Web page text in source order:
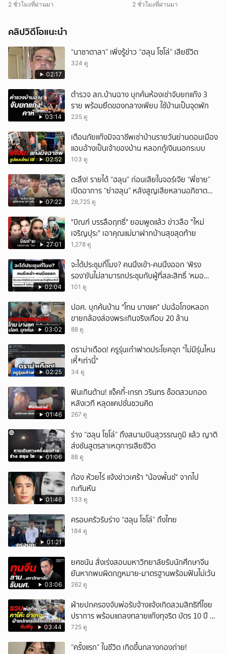
2 ชั่วโมงที่ผ่านมา 2 ชั่วโมงที่ผ่านมา
คลิปวิดีโอแนะนำ
02:17
“นาซาตาลา” เพิ่งรู้ข่าว “ฮลุน โซโล่” เสียชีวิต
324 ดู
03:14
ตำรวจ สภ.บ้านฉาง บุกค้นห้องเช่าจับยกแก๊ง 3
ราย พร้อมยึดของกลางเพียบ ใช้บ้านเป็นจุดพัก
235 ดู
02:52
เตือนภัยแก๊งมิจฉาชีพเช่าบ้านรายวันย่านดอนเมือง
แอบอ้างเป็นเจ้าของบ้าน หลอกกู้เงินนอกระบบ
103 ดู
07:22
ตะลึง! รายได้ “ฮลุน” ก่อนเสียในจอร์เจีย “พี่ชาย”
เปิดอาการ “ย่าฮลุน” หลังสูญเสียหลานอภิชาต
บุตร!
28,725 ดู
27:01
"บิณฑ์ บรรลือฤทธิ์" ยอมพูดแล้ว ข่าวลือ "ใหม่
เจริญปุระ" เอาคุณแม่มาฝากบ้านสุขสุดท้าย
1,278 ดู
02:04
จะได้ประชุมกี่โมง? คนนึงเข้า-คนนึงออก 'พิรง
รอง'ยันไม่สามารถประชุมกับผู้ที่สละสิทธิ์ 'หมอ
สรณ'ชี้ ไม่มีใครสั่งให้ผมหยุดปฏิบัติหน้าที่
101 ดู
03:02
ปอศ. บุกค้นบ้าน "โทน บางแค" ปมฉ้อโกงหลอก
ขายกล้องส่องพระเกินจริงเกือบ 20 ล้าน
88 ดู
02:25
ดราม่าเดือด! ครูรุ่นเก๋าฟาดประโยคจุก "ไม่มีรุ่นไหน
เหี้*เท่านี้"
34 ดู
01:46
ฟินเกินต้าน! แจ็คกี้-เกรท วรินทร ช็อตสวมกอด
หลังเวที หลุดแคปชั่นชวนคิด
267 ดู
01:06
ร่าง “ฮลุน โซโล่” ถึงสนามบินสุวรรณภูมิ แล้ว ญาติ
ส่งชันสูตรสาเหตุการเสียชีวิต
88 ดู
01:46
ก้อง ห้วยไร่ แจ้งข่าวเศร้า "น้องพั้นช์" จากไป
กะทันหัน
133 ดู
01:21
ครอบครัวรับร่าง “ฮลุน โซโล่” ถึงไทย
184 ดู
03:06
ยศชนัน สั่งเร่งสอบมหาวิทยาลัยรับนักศึกษาจีน
ยันหากพบผิดกฎหมาย-มาตรฐานพร้อมฟันไม่เว้น
262 ดู
03:44
ฝ่ายปกครองจับพ่อรับจ้างแจ้งเกิดสวมสิทธิที่ไชย
ปราการ พร้อมแถลงทลายแก๊งทุจริต บัตร 10 ปี ที่
แม่สอด
725 ดู
“ครั้งแรก” ในชีวิต เกิดขึ้นกลางกองถ่าย!